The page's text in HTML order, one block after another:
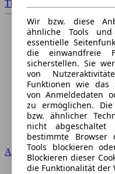
Themen-Forum
Audi
Wir bzw. diese
ähnliche Tools
essentielle
die einwandfreie
sicherstellen. Sie
von
Funktionen wie das
von Anmeldedaten
zu ermöglichen.
bzw. ähnlicher
nicht abgeschaltet
bestimmte Browser
Tools blockieren
Blockieren dieser
die Funktionalität der